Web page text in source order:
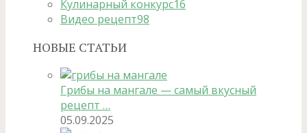
Кулинарный конкурс16
Видео рецепт98
НОВЫЕ СТАТЬИ
Грибы на мангале — самый вкусный
рецепт …
05.09.2025